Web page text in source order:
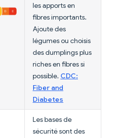
les apports en
fibres importants.
Ajoute des
légumes ou choisis
des dumplings plus
riches en fibres si
possible. CDC:
Fiber and
Diabetes
Les bases de
sécurité sont des